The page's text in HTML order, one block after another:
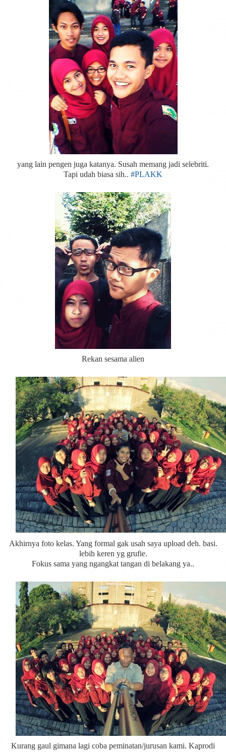
yang lain pengen juga katanya. Susah memang jadi selebriti.
Tapi udah biasa sih.. #PLAKK
Rekan sesama alien
Akhirnya foto kelas. Yang formal gak usah saya upload deh. basi.
lebih keren yg grufie.
Fokus sama yang ngangkat tangan di belakang ya..
Kurang gaul gimana lagi coba peminatan/jurusan kami. Kaprodi